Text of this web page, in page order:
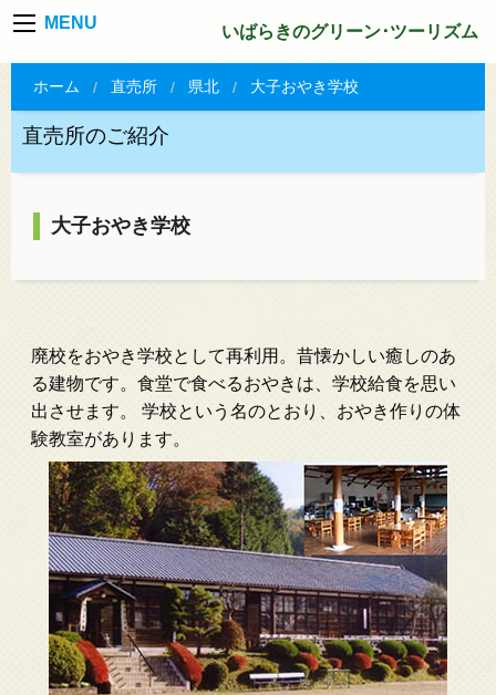
MENU いばらきのグリーン･ツーリズム
ホーム 直売所 県北 大子おやき学校
直売所のご紹介
大子おやき学校
廃校をおやき学校として再利用。昔懐かしい癒しのあ
る建物です。食堂で食べるおやきは、学校給食を思い
出させます。 学校という名のとおり、おやき作りの体
験教室があります。